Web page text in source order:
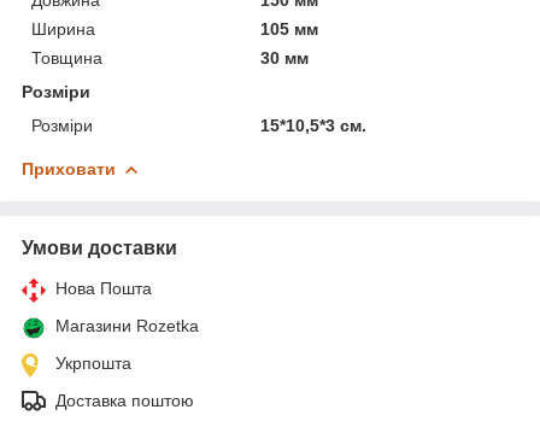
Ширина
105 мм
Товщина
30 мм
Розміри
Розміри
15*10,5*3 см.
Приховати
Умови доставки
Нова Пошта
Магазини Rozetka
Укрпошта
Доставка поштою